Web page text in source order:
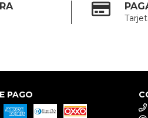
PAGO